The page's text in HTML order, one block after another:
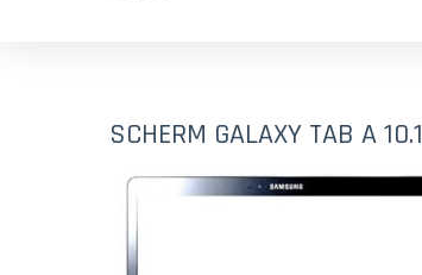
SCHERM GALAXY TAB A 10.1